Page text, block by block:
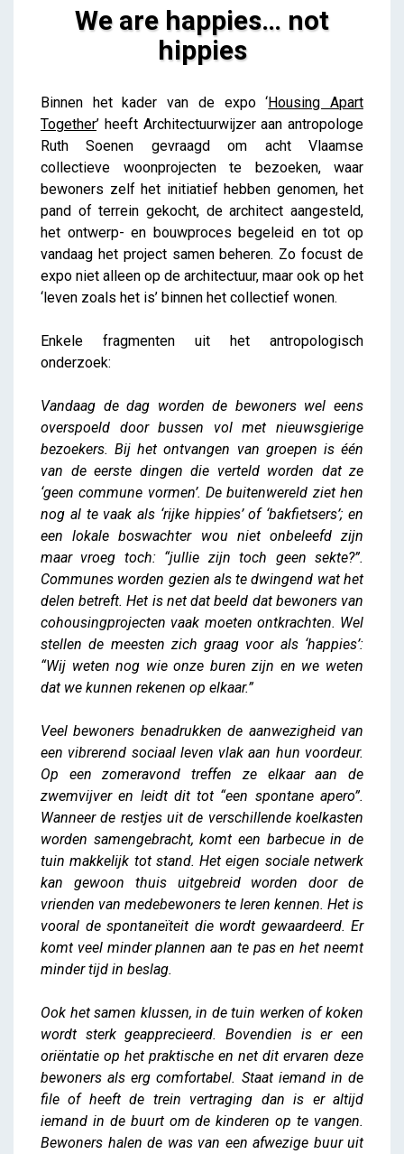
We are happies… not
hippies
Lieve Drooghmans
Binnen het kader van de expo ‘Housing Apart
Together’ heeft Architectuurwijzer aan antropologe
Ruth Soenen gevraagd om acht Vlaamse
collectieve woonprojecten te bezoeken, waar
bewoners zelf het initiatief hebben genomen, het
pand of terrein gekocht, de architect aangesteld,
het ontwerp- en bouwproces begeleid en tot op
vandaag het project samen beheren. Zo focust de
expo niet alleen op de architectuur, maar ook op het
‘leven zoals het is’ binnen het collectief wonen.
Enkele fragmenten uit het antropologisch
onderzoek:
Vandaag de dag worden de bewoners wel eens
overspoeld door bussen vol met nieuwsgierige
bezoekers. Bij het ontvangen van groepen is één
van de eerste dingen die verteld worden dat ze
‘geen commune vormen’. De buitenwereld ziet hen
nog al te vaak als ‘rijke hippies’ of ‘bakfietsers’; en
een lokale boswachter wou niet onbeleefd zijn
maar vroeg toch: “jullie zijn toch geen sekte?”.
Communes worden gezien als te dwingend wat het
delen betreft. Het is net dat beeld dat bewoners van
cohousingprojecten vaak moeten ontkrachten. Wel
stellen de meesten zich graag voor als ‘happies’:
“Wij weten nog wie onze buren zijn en we weten
dat we kunnen rekenen op elkaar.”
Veel bewoners benadrukken de aanwezigheid van
een vibrerend sociaal leven vlak aan hun voordeur.
Op een zomeravond treffen ze elkaar aan de
zwemvijver en leidt dit tot “een spontane apero”.
Wanneer de restjes uit de verschillende koelkasten
worden samengebracht, komt een barbecue in de
tuin makkelijk tot stand. Het eigen sociale netwerk
kan gewoon thuis uitgebreid worden door de
vrienden van medebewoners te leren kennen. Het is
vooral de spontaneïteit die wordt gewaardeerd. Er
komt veel minder plannen aan te pas en het neemt
minder tijd in beslag.
Ook het samen klussen, in de tuin werken of koken
wordt sterk geapprecieerd. Bovendien is er een
oriëntatie op het praktische en net dit ervaren deze
bewoners als erg comfortabel. Staat iemand in de
file of heeft de trein vertraging dan is er altijd
iemand in de buurt om de kinderen op te vangen.
Bewoners halen de was van een afwezige buur uit